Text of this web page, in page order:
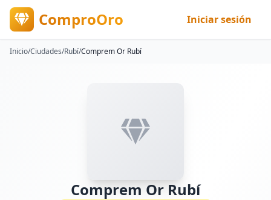
ComproOro Iniciar sesión
Inicio/Ciudades/Rubí/Comprem Or Rubí
Comprem Or Rubí